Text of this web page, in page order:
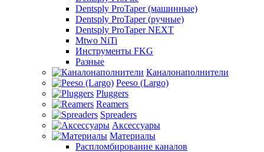
Dentsply ProTaper (машинные)
Dentsply ProTaper (ручные)
Dentsply ProTaper NEXT
Mtwo NiTi
Инструменты FKG
Разные
Каналонаполнители
Peeso (Largo)
Pluggers
Reamers
Spreaders
Аксессуары
Материалы
Распломбирование каналов